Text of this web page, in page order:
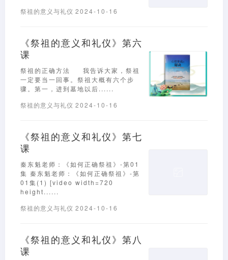
祭祖的意义与礼仪 2024-10-16
《祭祖的意义和礼仪》第六
课
祭祖的正确方法 我告诉大家，祭祖
一定要当一回事。祭祖大概有六个步
骤。第一，进到墓地以后......
祭祖的意义与礼仪 2024-10-16
《祭祖的意义和礼仪》第七
课
秦东魁老师：《如何正确祭祖》-第01
集 秦东魁老师：《如何正确祭祖》-第
01集(1) [video width=720
height......
祭祖的意义与礼仪 2024-10-16
《祭祖的意义和礼仪》第八
课